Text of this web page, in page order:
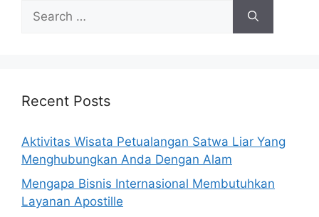
Search
for:
Recent Posts
Aktivitas Wisata Petualangan Satwa Liar Yang
Menghubungkan Anda Dengan Alam
Mengapa Bisnis Internasional Membutuhkan
Layanan Apostille